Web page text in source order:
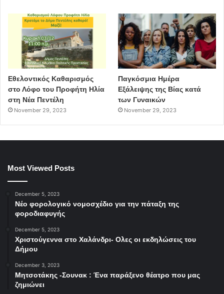
Εθελοντικός Καθαρισμός
στο Λόφο του Προφήτη Ηλία
στη Νέα Πεντέλη
November 29, 2023
Παγκόσμια Ημέρα
Εξάλειψης της Βίας κατά
των Γυναικών
November 29, 2023
Most Viewed Posts
December 5, 2023
Νέο φορολογικό νομοσχέδιο για την πάταξη της
φοροδιαφυγής
December 5, 2023
Χριστούγεννα στο Χαλάνδρι- Ολες οι εκδηλώσεις του
Δήμου
December 3, 2023
Μητσοτάκης -Σουνακ : Ένα παράξενο θέατρο που μας
ζημιώνει